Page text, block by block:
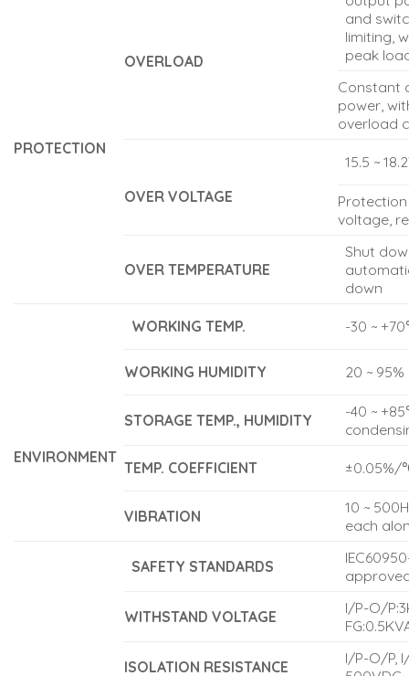
PROTECTION
OVERLOAD
and
limiting,
peak
Constant
power,
overload
OVER VOLTAGE
15.5 ~
voltage,
OVER TEMPERATURE
Shut
down
ENVIRONMENT
WORKING TEMP. -30 ~
WORKING HUMIDITY 20 ~
STORAGE TEMP., HUMIDITY
-40 ~
TEMP. COEFFICIENT
VIBRATION
10 ~
each
SAFETY STANDARDS
WITHSTAND VOLTAGE
I/P-O/
ISOLATION RESISTANCE
I/P-O/P,